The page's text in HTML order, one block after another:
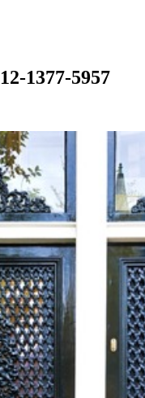
1377-5957